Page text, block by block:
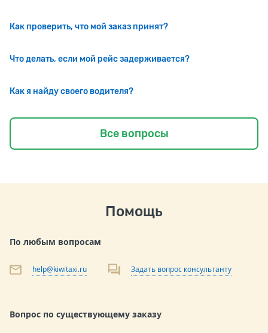
Как проверить, что мой заказ принят?
Что делать, если мой рейс задерживается?
Как я найду своего водителя?
Все вопросы
Помощь
По любым вопросам
help@kiwitaxi.ru Задать вопрос консультанту
Вопрос по существующему заказу